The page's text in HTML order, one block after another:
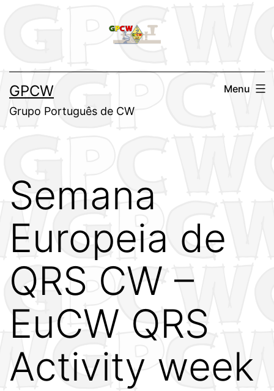
conteúdo
GPCW
Grupo Português de CW
Menu
Semana
Europeia de
QRS CW –
EuCW QRS
Activity week